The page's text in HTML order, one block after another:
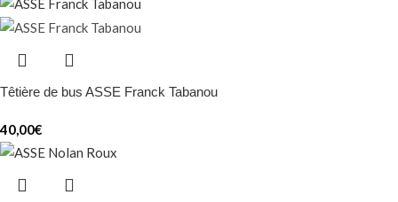
Têtière de bus ASSE Franck Tabanou
40,00€